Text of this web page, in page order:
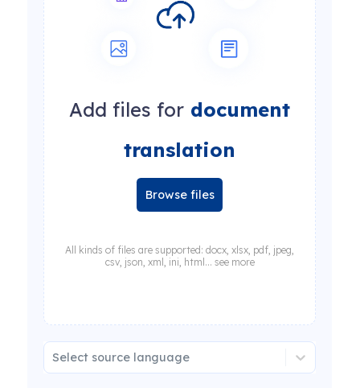
Add files for document
translation
Browse files
All kinds of files are supported: docx, xlsx, pdf, jpeg,
csv, json, xml, ini, html... see more
Select source language